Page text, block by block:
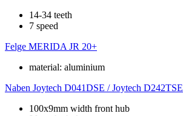
14-34 teeth
7 speed
Felge MERIDA JR 20+
material: aluminium
Naben Joytech D041DSE / Joytech D242TSE
100x9mm width front hub